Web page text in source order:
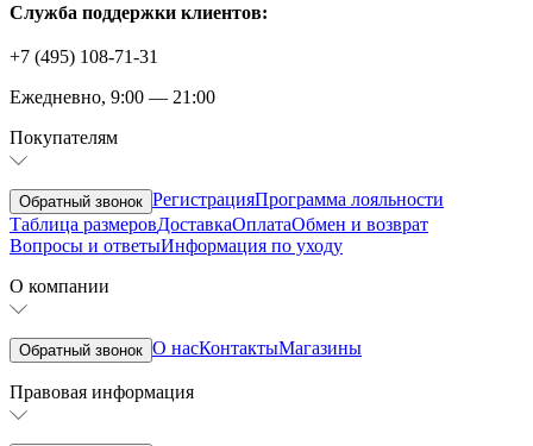
Служба поддержки клиентов:
+7 (495) 108-71-31
Ежедневно, 9:00 — 21:00
Покупателям
Обратный звонок РегистрацияПрограмма лояльности
Таблица размеровДоставкаОплатаОбмен и возврат
Вопросы и ответыИнформация по уходу
О компании
Обратный звонок О насКонтактыМагазины
Правовая информация